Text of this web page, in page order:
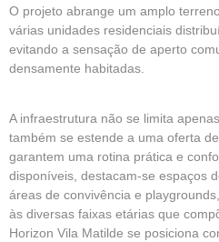
O projeto abrange um amplo
várias unidades residenciais
evitando a sensação de aperto
densamente habitadas.
A infraestrutura não se limita
também se estende a uma oferta
garantem uma rotina prática e
disponíveis, destacam-se espaços
áreas de convivência e
às diversas faixas etárias que
Horizon Vila Matilde se posiciona